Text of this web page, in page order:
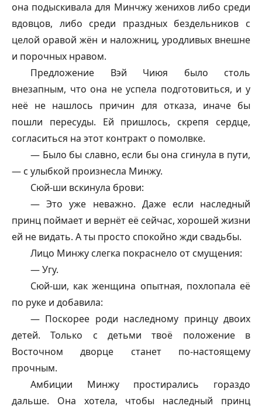
она подыскивала для Минчжу женихов либо среди
вдовцов, либо среди праздных бездельников с
целой оравой жён и наложниц, уродливых внешне
и порочных нравом.
Предложение Вэй Чиюя было столь
внезапным, что она не успела подготовиться, и у
неё не нашлось причин для отказа, иначе бы
пошли пересуды. Ей пришлось, скрепя сердце,
согласиться на этот контракт о помолвке.
— Было бы славно, если бы она сгинула в пути,
— с улыбкой произнесла Минжу.
Сюй-ши вскинула брови:
— Это уже неважно. Даже если наследный
принц поймает и вернёт её сейчас, хорошей жизни
ей не видать. А ты просто спокойно жди свадьбы.
Лицо Минжу слегка покраснело от смущения:
— Угу.
Сюй-ши, как женщина опытная, похлопала её
по руке и добавила:
— Поскорее роди наследному принцу двоих
детей. Только с детьми твоё положение в
Восточном дворце станет по-настоящему
прочным.
Амбиции Минжу простирались гораздо
дальше. Она хотела, чтобы наследный принц